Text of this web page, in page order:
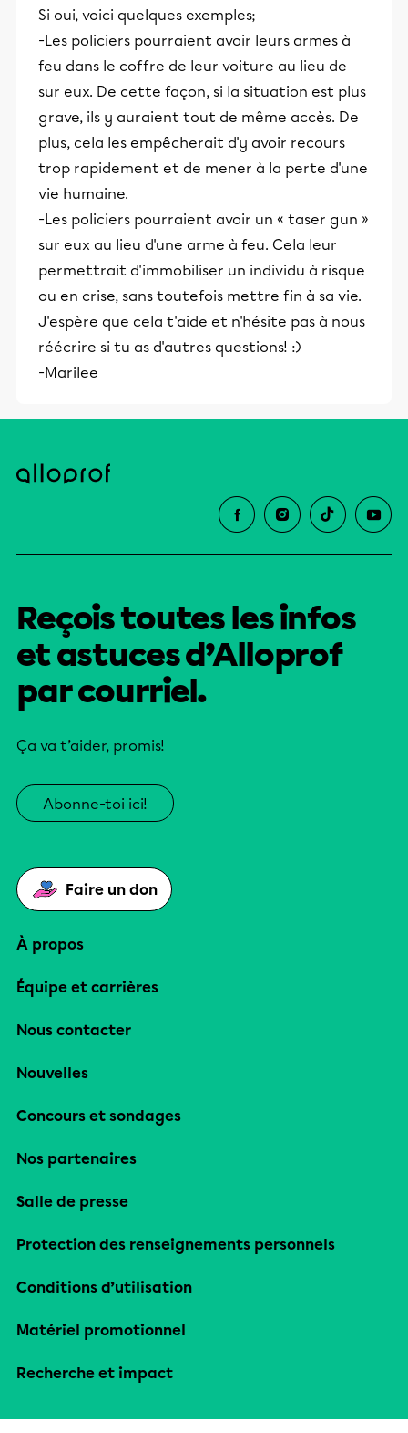
Si oui, voici quelques exemples;
-Les policiers pourraient avoir leurs armes à
feu dans le coffre de leur voiture au lieu de
sur eux. De cette façon, si la situation est plus
grave, ils y auraient tout de même accès. De
plus, cela les empêcherait d'y avoir recours
trop rapidement et de mener à la perte d'une
vie humaine.
-Les policiers pourraient avoir un « taser gun »
sur eux au lieu d'une arme à feu. Cela leur
permettrait d'immobiliser un individu à risque
ou en crise, sans toutefois mettre fin à sa vie.
J'espère que cela t'aide et n'hésite pas à nous
réécrire si tu as d'autres questions! :)
-Marilee
Reçois toutes les infos
et astuces d’Alloprof
par courriel.
Ça va t’aider, promis!
Abonne-toi ici!
Faire un don
À propos
Équipe et carrières
Nous contacter
Nouvelles
Concours et sondages
Nos partenaires
Salle de presse
Protection des renseignements personnels
Conditions d’utilisation
Matériel promotionnel
Recherche et impact